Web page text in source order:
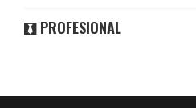
PROFESIONAL